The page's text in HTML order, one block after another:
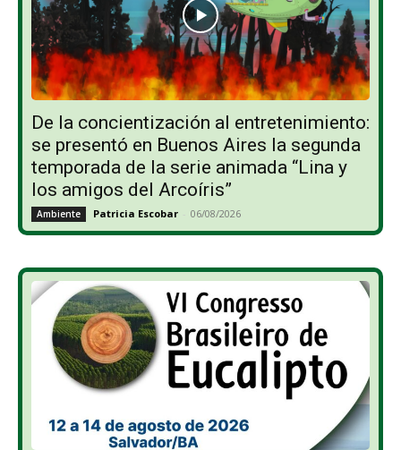
De la concientización al entretenimiento:
se presentó en Buenos Aires la segunda
temporada de la serie animada “Lina y
los amigos del Arcoíris”
Ambiente Patricia Escobar - 06/08/2026